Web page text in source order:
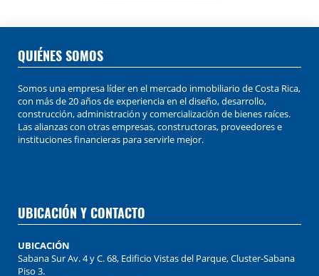
QUIÉNES SOMOS
Somos una empresa líder en el mercado inmobiliario de Costa Rica,
con más de 20 años de experiencia en el diseño, desarrollo,
construcción, administración y comercialización de bienes raíces.
Las alianzas con otras empresas, constructoras, proveedores e
instituciones financieras para servirle mejor.
UBICACIÓN Y CONTACTO
UBICACIÓN
Sabana Sur Av. 4 y C. 68, Edificio Vistas del Parque, Cluster-Sabana
Piso 3.